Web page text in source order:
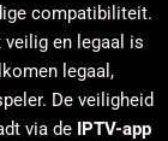
compatibiliteit.
en legaal is
legaal,
De veiligheid
via de IPTV-app